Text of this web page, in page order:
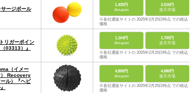
ージボール
1,430円
Amazon
2,516円
楽天市場
※各社通販サイトの 2025年2月25日時点 での税込
価格
リガーポイン
03313）』
1,164円
Amazon
1,705円
楽天市場
※各社通販サイトの 2025年2月25日時点 での税込
価格
（イメー
） Recovery
ル）『ヘビ
4,800円
Amazon
4,680円
楽天市場
※各社通販サイトの 2025年2月25日時点 での税込
価格